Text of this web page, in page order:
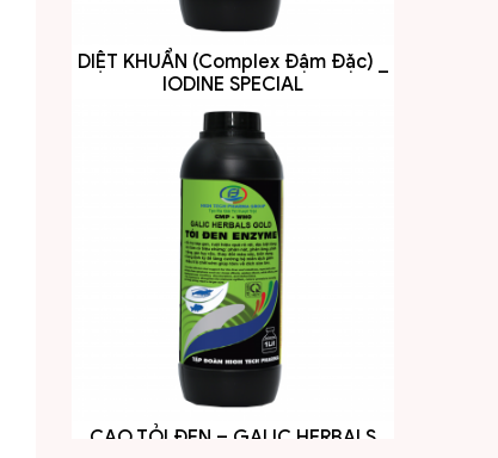
CAO TỎI ĐEN – GALIC HERBALS
GOLD
KHOÁNG CHO ĂN – CANPHORUS